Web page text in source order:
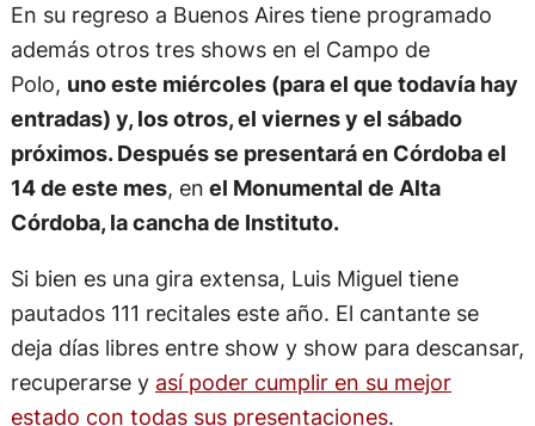
En su regreso a Buenos Aires tiene programado
además otros tres shows en el Campo de
Polo, uno este miércoles (para el que todavía hay
entradas) y, los otros, el viernes y el sábado
próximos. Después se presentará en Córdoba el
14 de este mes, en el Monumental de Alta
Córdoba, la cancha de Instituto.
Si bien es una gira extensa, Luis Miguel tiene
pautados 111 recitales este año. El cantante se
deja días libres entre show y show para descansar,
recuperarse y así poder cumplir en su mejor
estado con todas sus presentaciones.